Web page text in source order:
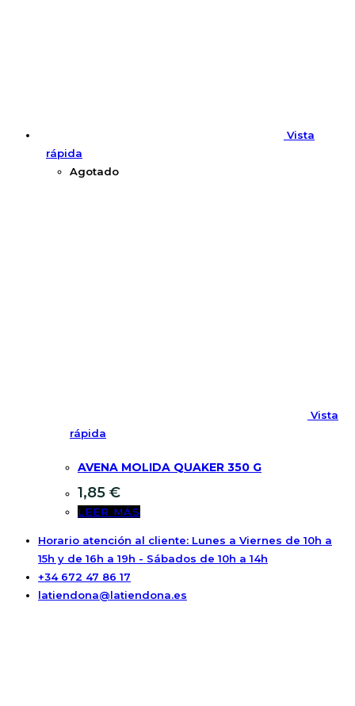
Vista
rápida
Agotado
Vista
rápida
AVENA MOLIDA QUAKER 350 G
1,85 €
LEER MÁS
Horario atención al cliente: Lunes a Viernes de 10h a
15h y de 16h a 19h - Sábados de 10h a 14h
+34 672 47 86 17
latiendona@latiendona.es